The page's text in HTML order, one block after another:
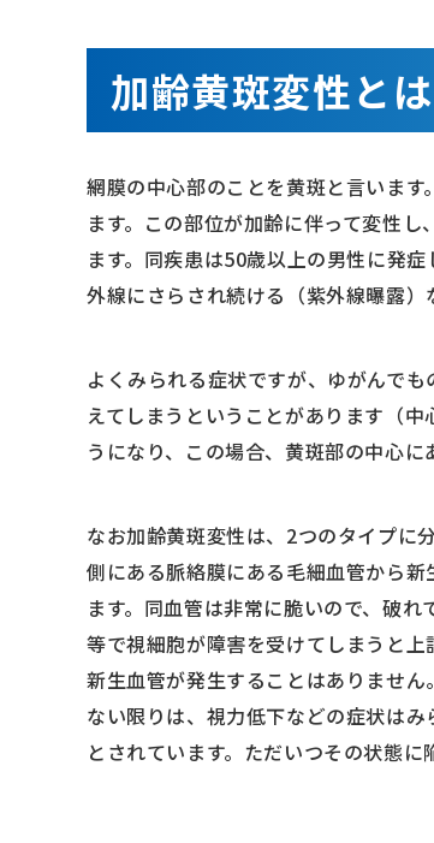
加齢黄斑変性とは
網膜の中心部のことを黄斑と言いま
ます。この部位が加齢に伴って変性
ます。同疾患は50歳以上の男性に発
外線にさらされ続ける（紫外線曝露）
よくみられる症状ですが、ゆがんで
えてしまうということがあります（
うになり、この場合、黄斑部の中心に
なお加齢黄斑変性は、2つのタイプに
側にある脈絡膜にある毛細血管から
ます。同血管は非常に脆いので、破
等で視細胞が障害を受けてしまうと
新生血管が発生することはありませ
ない限りは、視力低下などの症状は
とされています。ただいつその状態